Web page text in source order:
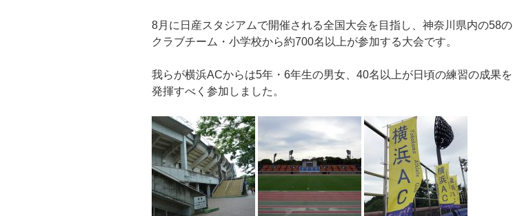
8月に日産スタジアムで開催される全国大会を目指し、神奈川県内の58の
クラブチーム・小学校から約700名以上が参加する大会です。
我らが横浜ACからは5年・6年生の男女、40名以上が日頃の練習の成果を
発揮すべく参加しました。